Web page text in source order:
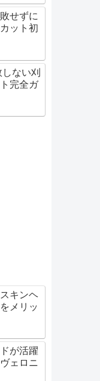
せずに
ット初
ない刈
完全ガ
キンヘ
メリッ
が活躍
ェロニ